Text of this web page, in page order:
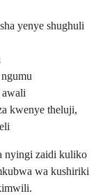
yenye shughuli
awali
kwenye theluji,
nyingi zaidi kuliko
wa kushiriki